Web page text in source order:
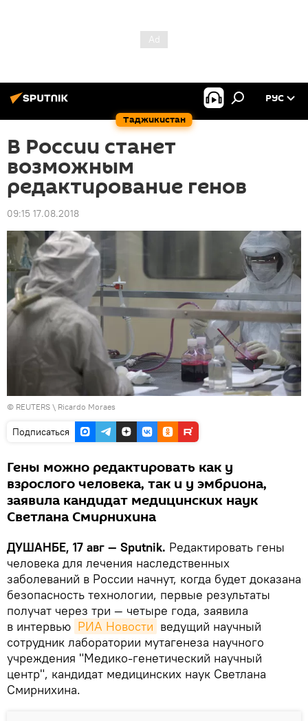
Таджикистан
РУС
В России станет
возможным
редактирование генов
09:15 17.08.2018
© REUTERS \ Ricardo Moraes
Подписаться
Гены можно редактировать как у
взрослого человека, так и у эмбриона,
заявила кандидат медицинских наук
Светлана Смирнихина
ДУШАНБЕ, 17 авг — Sputnik. Редактировать гены
человека для лечения наследственных
заболеваний в России начнут, когда будет доказана
безопасность технологии, первые результаты
получат через три — четыре года, заявила
в интервью РИА Новости ведущий научный
сотрудник лаборатории мутагенеза научного
учреждения "Медико-генетический научный
центр", кандидат медицинских наук Светлана
Смирнихина.